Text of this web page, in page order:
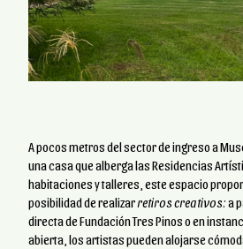
A pocos metros del sector de ingreso a
una casa que alberga las Residencias
habitaciones y talleres, este espacio
posibilidad de realizarretiros creativos:a
directa de Fundación Tres Pinos o en
abierta, los artistas pueden alojarse